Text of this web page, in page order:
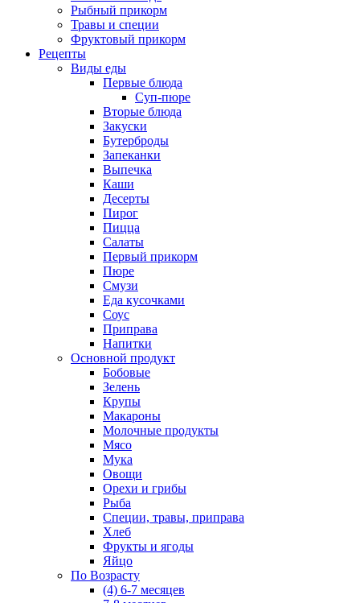
Рыбный прикорм
Травы и специи
Фруктовый прикорм
Рецепты
Виды еды
Первые блюда
Суп-пюре
Вторые блюда
Закуски
Бутерброды
Запеканки
Выпечка
Каши
Десерты
Пирог
Пицца
Салаты
Первый прикорм
Пюре
Смузи
Еда кусочками
Соус
Приправа
Напитки
Основной продукт
Бобовые
Зелень
Крупы
Макароны
Молочные продукты
Мясо
Мука
Овощи
Орехи и грибы
Рыба
Специи, травы, приправа
Хлеб
Фрукты и ягоды
Яйцо
По Возрасту
(4) 6-7 месяцев